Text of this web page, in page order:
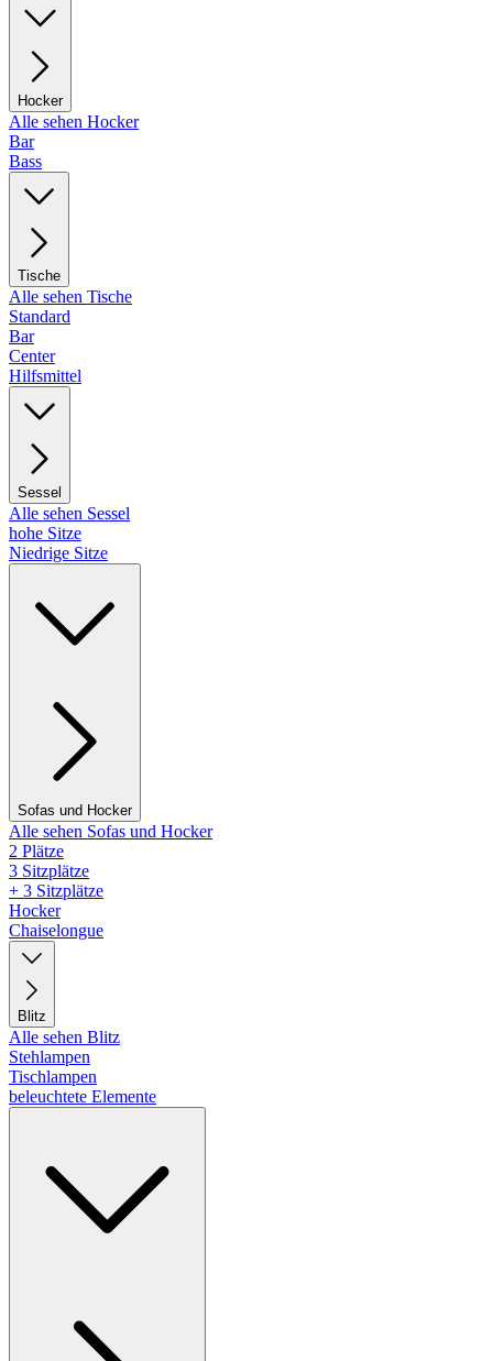
Hocker
Alle sehen Hocker
Bar
Bass
Tische
Alle sehen Tische
Standard
Bar
Center
Hilfsmittel
Sessel
Alle sehen Sessel
hohe Sitze
Niedrige Sitze
Sofas und Hocker
Alle sehen Sofas und Hocker
2 Plätze
3 Sitzplätze
+ 3 Sitzplätze
Hocker
Chaiselongue
Blitz
Alle sehen Blitz
Stehlampen
Tischlampen
beleuchtete Elemente